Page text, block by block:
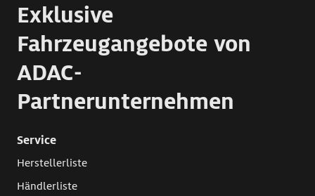
Exklusive
Fahrzeugangebote von
ADAC-
Partnerunternehmen
Service
Herstellerliste
Händlerliste